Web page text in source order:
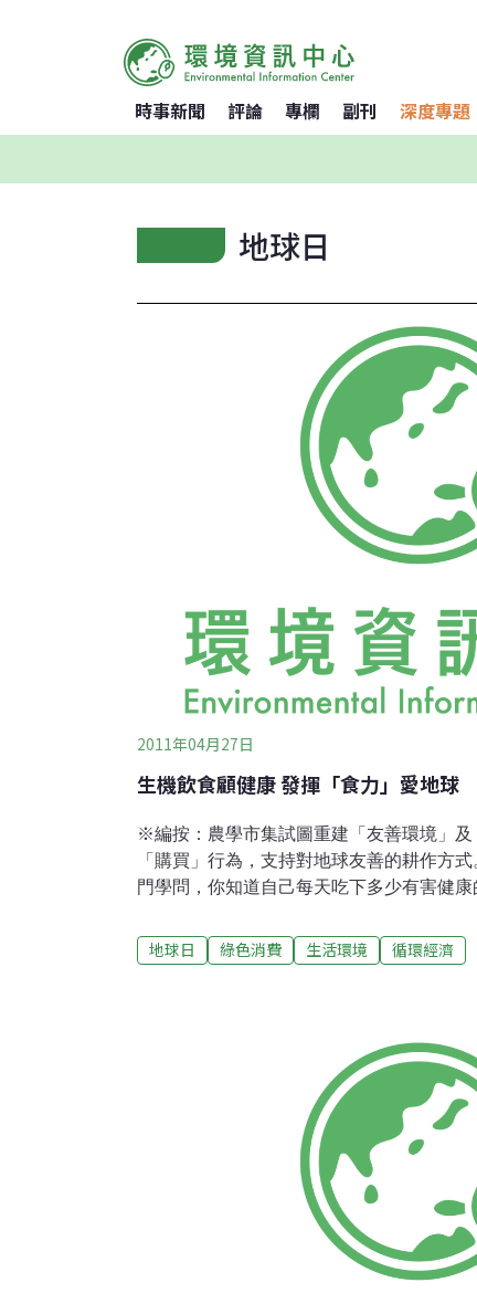
時事新聞 評論 專欄 副刊 深度專題
地球日
2011年04月27日
生機飲食顧健康 發揮「食力」愛地球
※編按：農學市集試圖重建「友善環境」
「購買」行為，支持對地球友善的耕作方
門學問，你知道自己每天吃下多少有害健
自香港的生機飲食老師八爪魚將改變你對食
時，也能開始珍惜大自然的各項產物、愛護
歐美化，牛、豬肉，奶油、起士及牛奶等
養食品，人們的食用量因而急遽增加。飲
敏性皮膚炎等文明病卻日益普遍，雖然飲
較好，但體力卻有逐年下降的趨勢。一旦
有充實、幸福的生活。我提倡的非傳
地球日 綠色消費 生活環境 循環經濟